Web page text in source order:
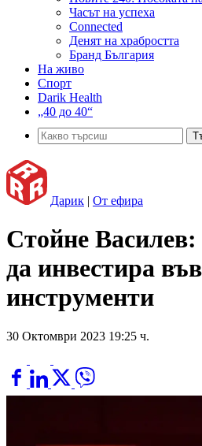
Часът на успеха
Connected
Денят на храбростта
Бранд България
На живо
Спорт
Darik Health
„40 до 40“
Дарик | От ефира
Стойне
да инвестира
инструменти
30 Октомври 2023 19:25 ч.